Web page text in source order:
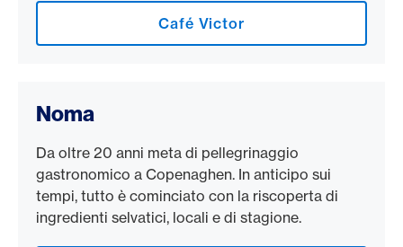
Café Victor
Noma
Da oltre 20 anni meta di pellegrinaggio
gastronomico a Copenaghen. In anticipo sui
tempi, tutto è cominciato con la riscoperta di
ingredienti selvatici, locali e di stagione.